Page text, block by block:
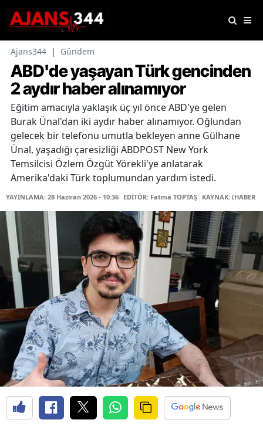
Ajans344 | Gündem
ABD'de yaşayan Türk gencinden
2 aydır haber alınamıyor
Eğitim amacıyla yaklaşık üç yıl önce ABD'ye gelen
Burak Ünal'dan iki aydır haber alınamıyor. Oğlundan
gelecek bir telefonu umutla bekleyen anne Gülhane
Ünal, yaşadığı çaresizliği ABDPOST New York
Temsilcisi Özlem Özgüt Yörekli'ye anlatarak
Amerika'daki Türk toplumundan yardım istedi.
YAYINLAMA: 28 Haziran 2026 - 10:36 EDİTÖR: Fatma TOPTAŞ KAYNAK: (HABER